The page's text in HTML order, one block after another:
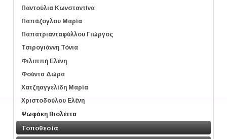
Παντούλια Κωνσταντίνα
Παπάζογλου Μαρία
Παπατριανταφύλλου Γιώργος
Τσιρογιάννη Τόνια
Φιλιππή Ελένη
Φούντα Δώρα
Χατζηαγγελίδη Μαρία
Χριστοδούλου Ελένη
Ψωφάκη Βιολέττα
Τοποθεσία